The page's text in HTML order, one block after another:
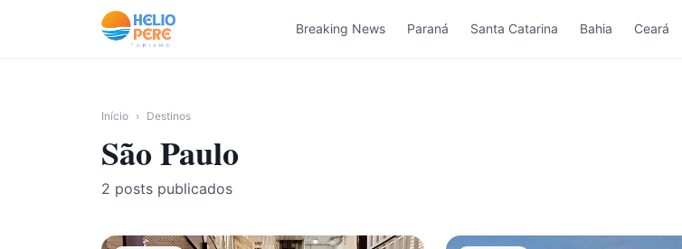
Pular para o conteúdo
Breaking News Paraná Santa Catarina Bahia Ceará
Início › Destinos
São Paulo
2 posts publicados